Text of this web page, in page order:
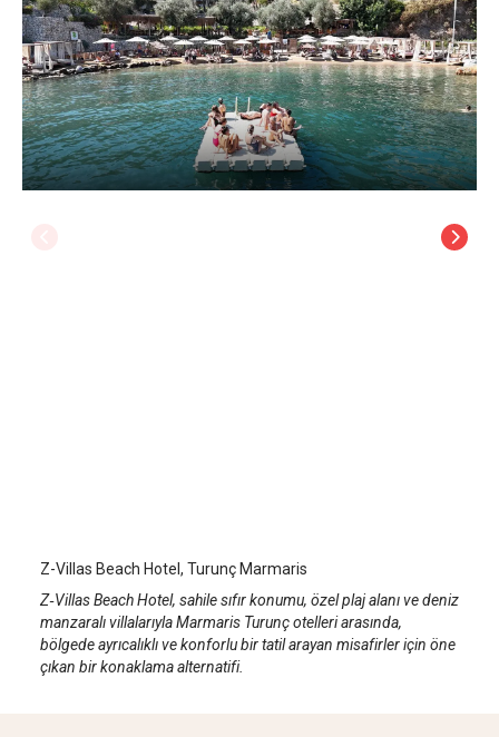
Z-Villas Beach Hotel, Turunç Marmaris
Z‑Villas Beach Hotel, sahile sıfır konumu, özel plaj alanı ve deniz
manzaralı villalarıyla Marmaris Turunç otelleri arasında,
bölgede ayrıcalıklı ve konforlu bir tatil arayan misafirler için öne
çıkan bir konaklama alternatifi.